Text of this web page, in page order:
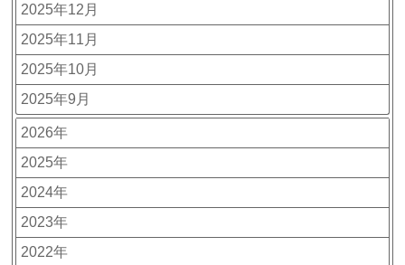
2025年12月
2025年11月
2025年10月
2025年9月
2026年
2025年
2024年
2023年
2022年